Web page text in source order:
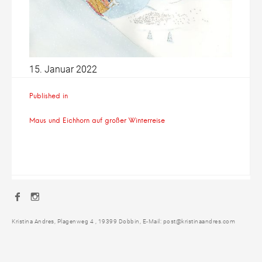
15. Januar 2022
Published in
Maus und Eichhorn auf großer Winterreise
Facebook
Kristina Andres, Plagenweg 4 , 19399 Dobbin, E-Mail: post@kristinaandres.com